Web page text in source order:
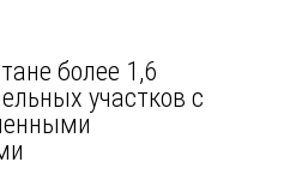
более 1,6
участков с